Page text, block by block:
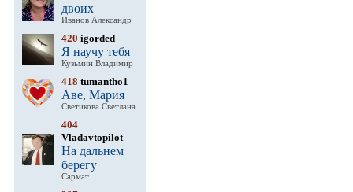
двоих
Иванов Александр
420 igorded
Я научу тебя
Кузьмин Владимир
418 tumantho1
Аве, Мария
Светикова Светлана
404
Vladavtopilot
На дальнем
берегу
Сармат